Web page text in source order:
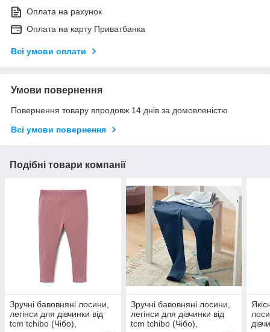
Оплата на рахунок
Оплата на карту Приватбанка
Всі умови оплати
Умови повернення
Повернення товару впродовж 14 днів за домовленістю
Всі умови повернення
Подібні товари компанії
Зручні бавовняні лосини,
легінси для дівчинки від
tcm tchibo (Чібо),
Зручні бавовняні лосини,
легінси для дівчинки від
tcm tchibo (Чібо),